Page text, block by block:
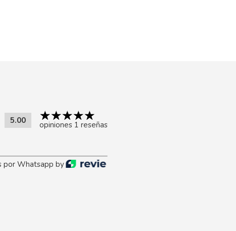
5.00 opiniones 1 reseñas
por Whatsapp by